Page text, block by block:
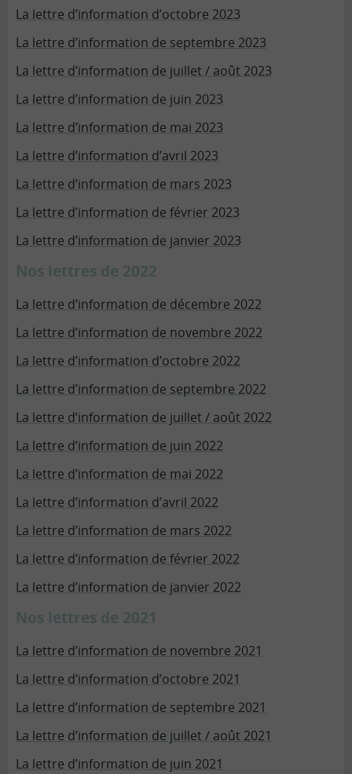
La lettre d’information d’octobre 2023
La lettre d’information de septembre 2023
La lettre d’information de juillet / août 2023
La lettre d’information de juin 2023
La lettre d’information de mai 2023
La lettre d’information d’avril 2023
La lettre d’information de mars 2023
La lettre d’information de février 2023
La lettre d’information de janvier 2023
Nos lettres de 2022
La lettre d’information de décembre 2022
La lettre d’information de novembre 2022
La lettre d’information d’octobre 2022
La lettre d’information de septembre 2022
La lettre d’information de juillet / août 2022
La lettre d’information de juin 2022
La lettre d’information de mai 2022
La lettre d’information d’avril 2022
La lettre d’information de mars 2022
La lettre d’information de février 2022
La lettre d’information de janvier 2022
Nos lettres de 2021
La lettre d’information de novembre 2021
La lettre d’information d’octobre 2021
La lettre d’information de septembre 2021
La lettre d’information de juillet / août 2021
La lettre d’information de juin 2021